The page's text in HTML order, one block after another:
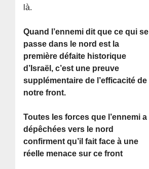
là.
Quand l’ennemi dit que ce qui se
passe dans le nord est la
première défaite historique
d’Israël, c’est une preuve
supplémentaire de l’efficacité de
notre front.
Toutes les forces que l’ennemi a
dépêchées vers le nord
confirment qu’il fait face à une
réelle menace sur ce front